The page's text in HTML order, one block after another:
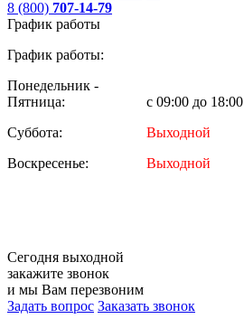
8 (800) 707-14-79
График работы
График работы:
Понедельник -
Пятница:
с 09:00 до 18:00
Суббота:
Выходной
Воскресенье:
Выходной
Сегодня выходной
закажите звонок
и мы Вам перезвоним
Задать вопрос Заказать звонок